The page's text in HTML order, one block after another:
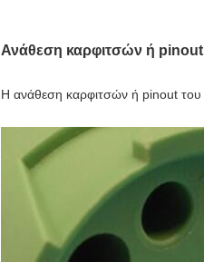
Ανάθεση καρφιτσών ή pinout
Η ανάθεση καρφιτσών ή pinout του